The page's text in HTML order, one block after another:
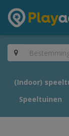
(Indoor)
Speeltuinen